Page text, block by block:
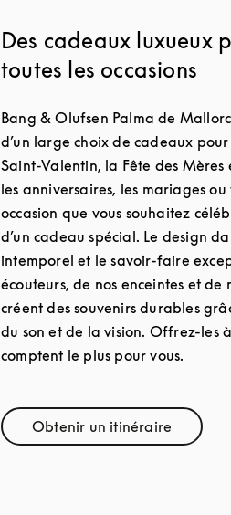
Des cadeaux luxueux
toutes les occasions
Bang & Olufsen Palma de
d’un large choix de cadeaux
Saint-Valentin, la Fête des Mères
les anniversaires, les mariages
occasion que vous souhaitez
d’un cadeau spécial. Le design
intemporel et le savoir-faire
écouteurs, de nos enceintes et de
créent des souvenirs durables
du son et de la vision. Offrez-les
comptent le plus pour vous.
Obtenir un itinéraire
Link Opens in New